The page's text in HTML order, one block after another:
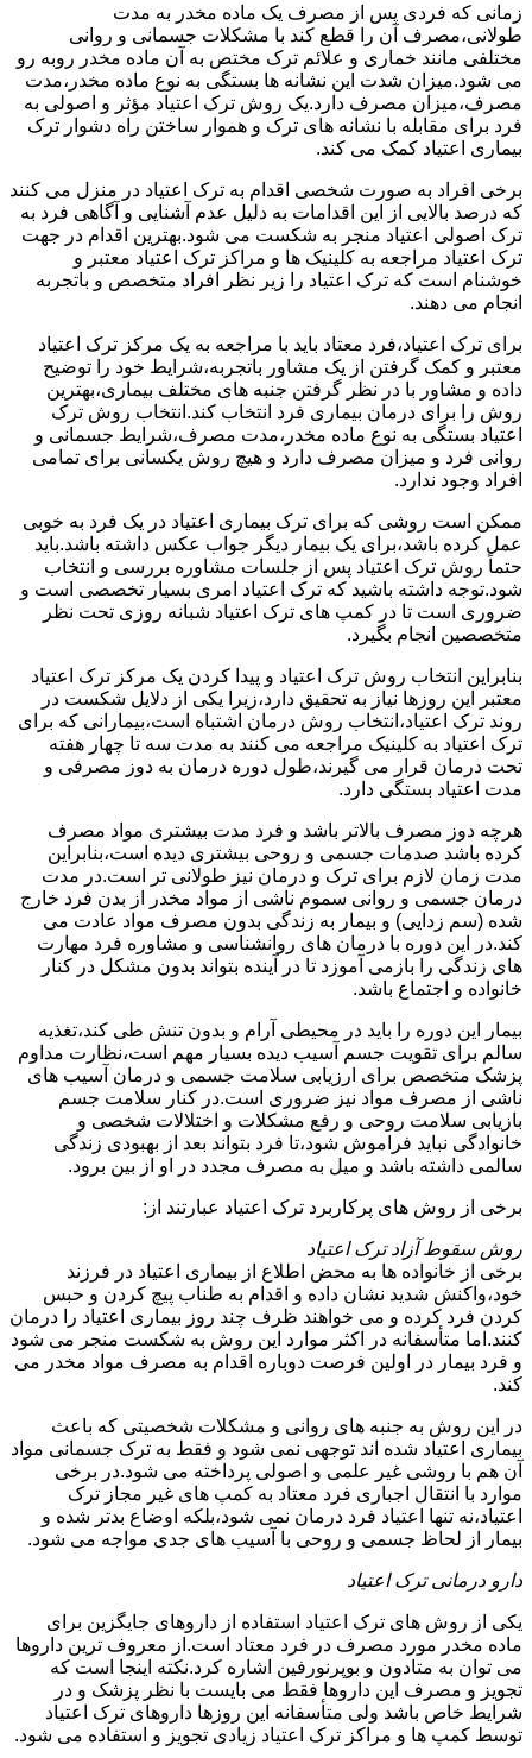
زمانی که فردی پس از مصرف یک ماده مخدر به مدت
طولانی،مصرف آن را قطع کند با مشکلات جسمانی و روانی
مختلفی مانند خماری و علائم ترک مختص به آن ماده مخدر روبه رو
می شود.میزان شدت این نشانه ها بستگی به نوع ماده مخدر،مدت
مصرف،میزان مصرف دارد.یک روش ترک اعتیاد مؤثر و اصولی به
فرد برای مقابله با نشانه های ترک و هموار ساختن راه دشوار ترک
بیماری اعتیاد کمک می کند.
برخی افراد به صورت شخصی اقدام به ترک اعتیاد در منزل می کنند
که درصد بالایی از این اقدامات به دلیل عدم آشنایی و آگاهی فرد به
ترک اصولی اعتیاد منجر به شکست می شود.بهترین اقدام در جهت
ترک اعتیاد مراجعه به کلینیک ها و مراکز ترک اعتیاد معتبر و
خوشنام است که ترک اعتیاد را زیر نظر افراد متخصص و باتجربه
انجام می دهند.
برای ترک اعتیاد،فرد معتاد باید با مراجعه به یک مرکز ترک اعتیاد
معتبر و کمک گرفتن از یک مشاور باتجربه،شرایط خود را توضیح
داده و مشاور با در نظر گرفتن جنبه های مختلف بیماری،بهترین
روش را برای درمان بیماری فرد انتخاب کند.انتخاب روش ترک
اعتیاد بستگی به نوع ماده مخدر،مدت مصرف،شرایط جسمانی و
روانی فرد و میزان مصرف دارد و هیچ روش یکسانی برای تمامی
افراد وجود ندارد.
ممکن است روشی که برای ترک بیماری اعتیاد در یک فرد به خوبی
عمل کرده باشد،برای یک بیمار دیگر جواب عکس داشته باشد.باید
حتماً روش ترک اعتیاد پس از جلسات مشاوره بررسی و انتخاب
شود.توجه داشته باشید که ترک اعتیاد امری بسیار تخصصی است و
ضروری است تا در کمپ های ترک اعتیاد شبانه روزی تحت نظر
متخصصین انجام بگیرد.
بنابراین انتخاب روش ترک اعتیاد و پیدا کردن یک مرکز ترک اعتیاد
معتبر این روزها نیاز به تحقیق دارد،زیرا یکی از دلایل شکست در
روند ترک اعتیاد،انتخاب روش درمان اشتباه است،بیمارانی که برای
ترک اعتیاد به کلینیک مراجعه می کنند به مدت سه تا چهار هفته
تحت درمان قرار می گیرند،طول دوره درمان به دوز مصرفی و
مدت اعتیاد بستگی دارد.
هرچه دوز مصرف بالاتر باشد و فرد مدت بیشتری مواد مصرف
کرده باشد صدمات جسمی و روحی بیشتری دیده است،بنابراین
مدت زمان لازم برای ترک و درمان نیز طولانی تر است.در مدت
درمان جسمی و روانی سموم ناشی از مواد مخدر از بدن فرد خارج
شده (سم زدایی) و بیمار به زندگی بدون مصرف مواد عادت می
کند.در این دوره با درمان های روانشناسی و مشاوره فرد مهارت
های زندگی را بازمی آموزد تا در آینده بتواند بدون مشکل در کنار
خانواده و اجتماع باشد.
بیمار این دوره را باید در محیطی آرام و بدون تنش طی کند،تغذیه
سالم برای تقویت جسم آسیب دیده بسیار مهم است،نظارت مداوم
پزشک متخصص برای ارزیابی سلامت جسمی و درمان آسیب های
ناشی از مصرف مواد نیز ضروری است.در کنار سلامت جسم
بازیابی سلامت روحی و رفع مشکلات و اختلالات شخصی و
خانوادگی نباید فراموش شود،تا فرد بتواند بعد از بهبودی زندگی
سالمی داشته باشد و میل به مصرف مجدد در او از بین برود.
برخی از روش های پرکاربرد ترک اعتیاد عبارتند از:
روش سقوط آزاد ترک اعتیاد
برخی از خانواده ها به محض اطلاع از بیماری اعتیاد در فرزند
خود،واکنش شدید نشان داده و اقدام به طناب پیچ کردن و حبس
کردن فرد کرده و می خواهند ظرف چند روز بیماری اعتیاد را درمان
کنند.اما متأسفانه در اکثر موارد این روش به شکست منجر می شود
و فرد بیمار در اولین فرصت دوباره اقدام به مصرف مواد مخدر می
کند.
در این روش به جنبه های روانی و مشکلات شخصیتی که باعث
بیماری اعتیاد شده اند توجهی نمی شود و فقط به ترک جسمانی مواد
آن هم با روشی غیر علمی و اصولی پرداخته می شود.در برخی
موارد با انتقال اجباری فرد معتاد به کمپ های غیر مجاز ترک
اعتیاد،نه تنها اعتیاد فرد درمان نمی شود،بلکه اوضاع بدتر شده و
بیمار از لحاظ جسمی و روحی با آسیب های جدی مواجه می شود.
دارو درمانی ترک اعتیاد
یکی از روش های ترک اعتیاد استفاده از داروهای جایگزین برای
ماده مخدر مورد مصرف در فرد معتاد است.از معروف ترین داروها
می توان به متادون و بوپرنورفین اشاره کرد.نکته اینجا است که
تجویز و مصرف این داروها فقط می بایست با نظر پزشک و در
شرایط خاص باشد ولی متأسفانه این روزها داروهای ترک اعتیاد
توسط کمپ ها و مراکز ترک اعتیاد زیادی تجویز و استفاده می شود.